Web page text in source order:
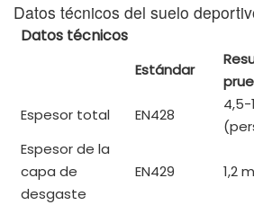
Datos técnicos del suelo
Datos técnicos
Estándar
Espesor total
EN428
4,5-
Espesor de la
capa de
desgaste
EN429 1,2